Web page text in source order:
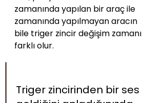
zamanında yapılan bir araç ile
zamanında yapılmayan aracın
bile triger zincir değişim zamanı
farklı olur.
Triger zincirinden bir ses